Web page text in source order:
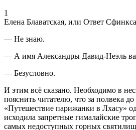
1
Елена Блаватская, или Ответ Сфинкса
— Не знаю.
— А имя Александры Давид-Неэль
— Безусловно.
И этим всё сказано. Необходимо в
пояснить читателю, что за полвека
«Путешествие парижанки в Лхасу»
исходила запретные гималайские
самых недоступных горных